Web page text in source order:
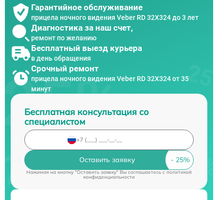
Гарантийное обслуживание
прицела ночного видения Veber RD 32X324 до 3 лет
Диагностика за наш счет,
ремонт по желанию
Бесплатный выезд курьера
в день обращения
Срочный ремонт
прицела ночного видения Veber RD 32X324 от 35
минут
Бесплатная консультация со
специалистом
Оставить заявку
Нажимая на кнопку "Оставить заявку" Вы соглашаетесь cполитикой
конфиденциальности